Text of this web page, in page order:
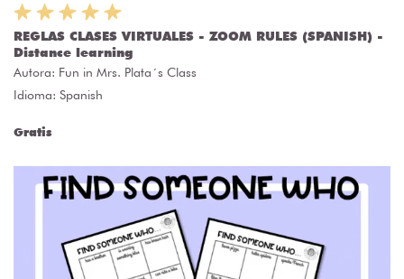
REGLAS CLASES VIRTUALES - ZOOM RULES (SPANISH) -
Distance learning
Autora: Fun in Mrs. Plata´s Class
Idioma: Spanish
Gratis